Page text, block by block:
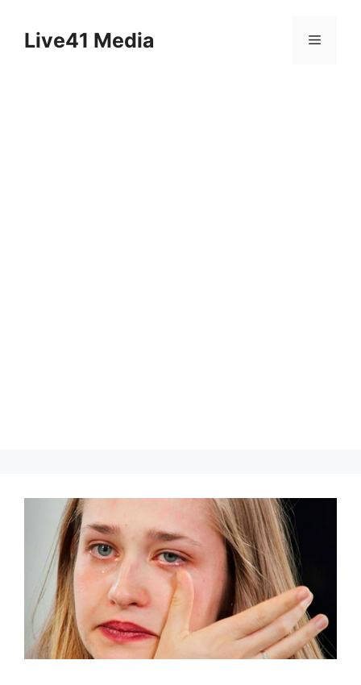
contentLive41 Media Menu